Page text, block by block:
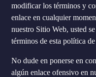
modificar los términos y
enlace en cualquier
nuestro Sitio Web, usted
términos de esta política de
No dude en ponerse en
algún enlace ofensivo en